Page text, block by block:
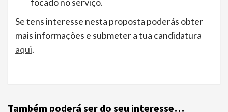
Se tens interesse nesta proposta poderás obter
mais informações e submeter a tua candidatura
aqui.
Também poderá ser do seu interesse…